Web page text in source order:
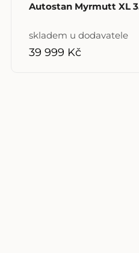
Autostan Myrmutt XL
skladem u dodavatele
39 999 Kč